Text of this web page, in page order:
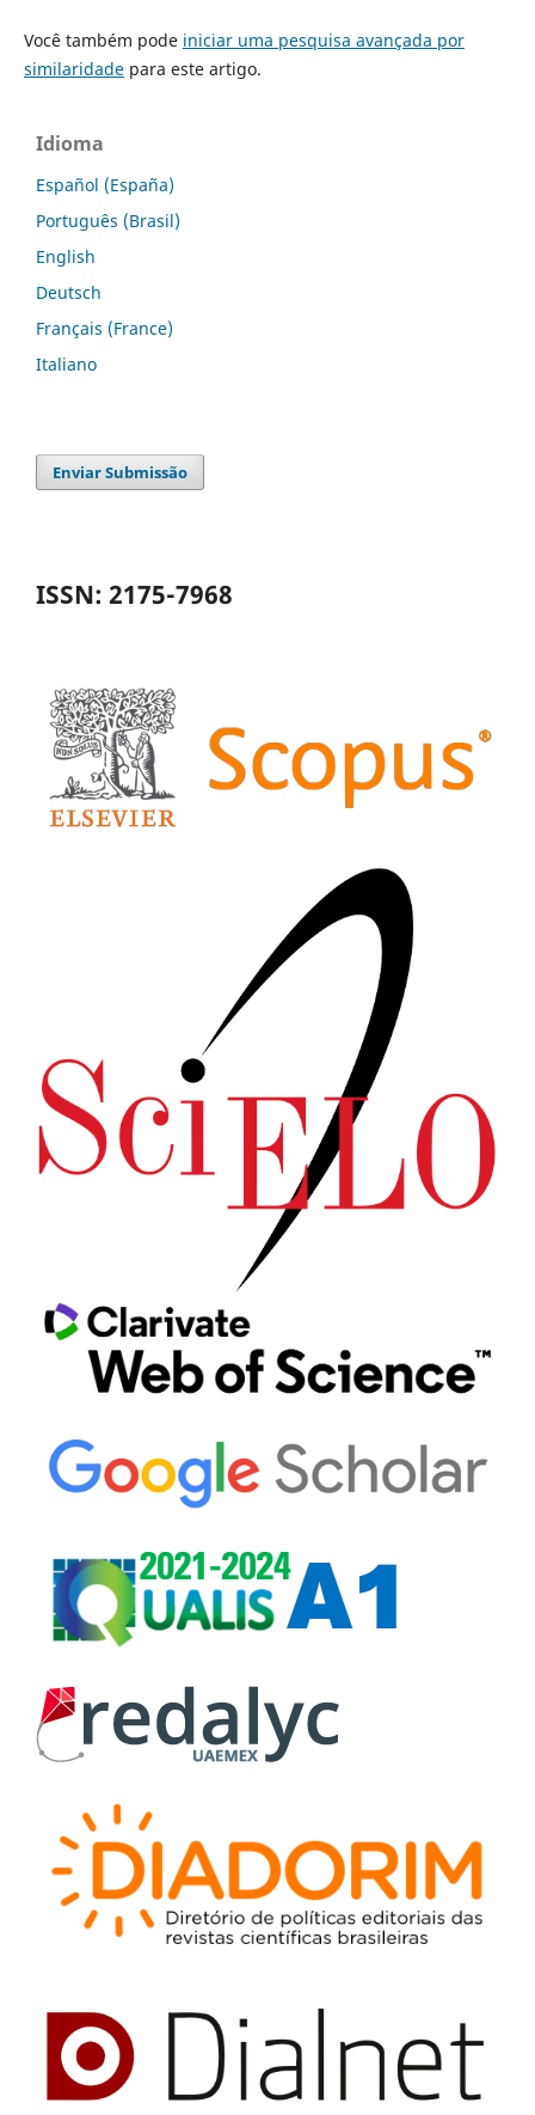
Você também pode iniciar uma pesquisa avançada por
similaridadepara este artigo.
Idioma
Español (España)
Português (Brasil)
English
Deutsch
Français (France)
Italiano
Enviar Submissão
ISSN: 2175-7968